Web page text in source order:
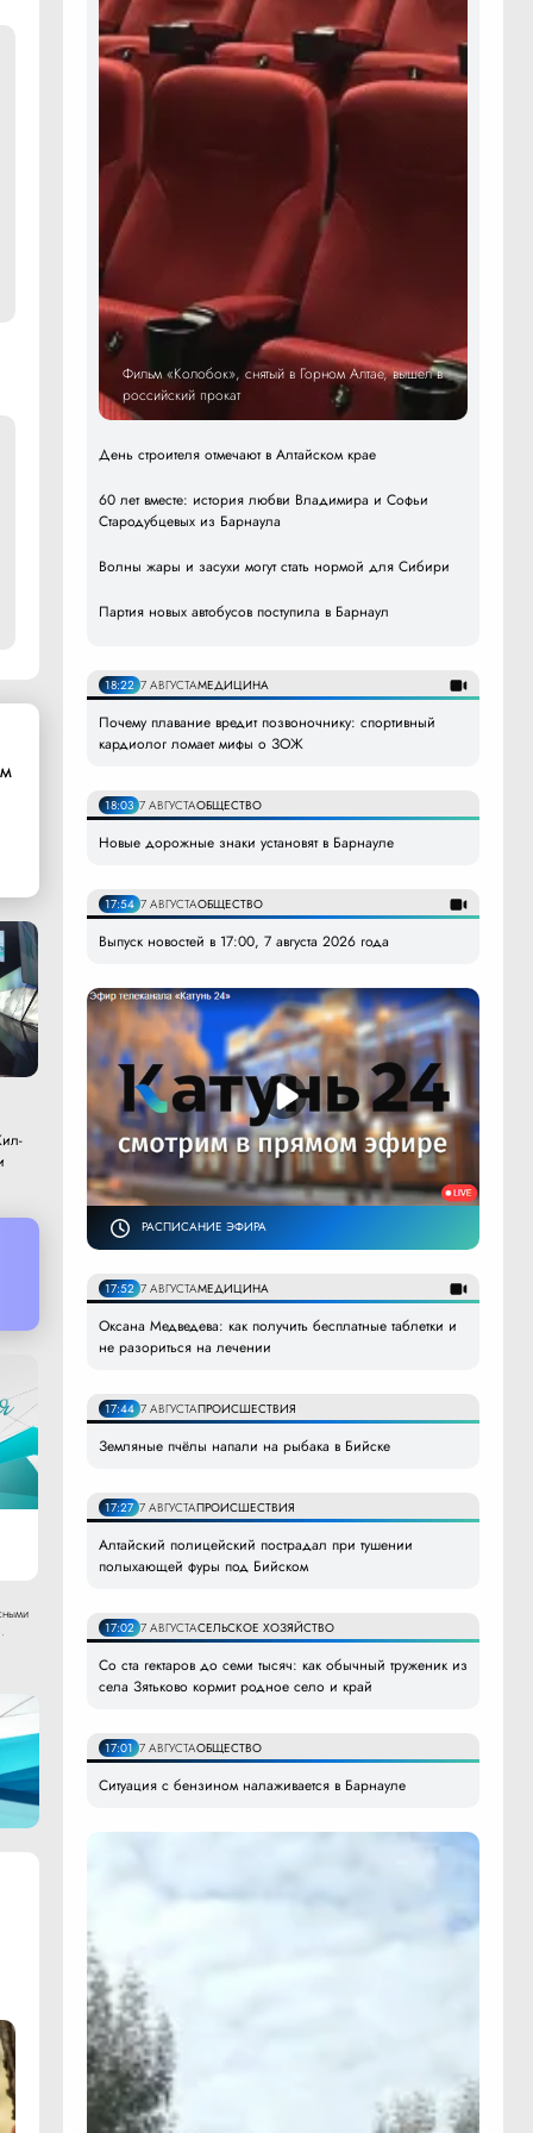
Фильм «Колобок», снятый в Горном Алтае, вышел в
российский прокат
День строителя отмечают в Алтайском крае
60 лет вместе: история любви Владимира и Софьи
Стародубцевых из Барнаула
Волны жары и засухи могут стать нормой для Сибири
Партия новых автобусов поступила в Барнаул
18:22 7 АВГУСТАМЕДИЦИНА
Почему плавание вредит позвоночнику: спортивный
кардиолог ломает мифы о ЗОЖ
18:03 7 АВГУСТАОБЩЕСТВО
Новые дорожные знаки установят в Барнауле
17:54 7 АВГУСТАОБЩЕСТВО
Выпуск новостей в 17:00, 7 августа 2026 года
РАСПИСАНИЕ ЭФИРА
17:52 7 АВГУСТАМЕДИЦИНА
Оксана Медведева: как получить бесплатные таблетки и
не разориться на лечении
17:44 7 АВГУСТАПРОИСШЕСТВИЯ
Земляные пчёлы напали на рыбака в Бийске
17:27 7 АВГУСТАПРОИСШЕСТВИЯ
Алтайский полицейский пострадал при тушении
полыхающей фуры под Бийском
17:02 7 АВГУСТАСЕЛЬСКОЕ ХОЗЯЙСТВО
Со ста гектаров до семи тысяч: как обычный труженик из
села Зятьково кормит родное село и край
17:01 7 АВГУСТАОБЩЕСТВО
Ситуация с бензином налаживается в Барнауле